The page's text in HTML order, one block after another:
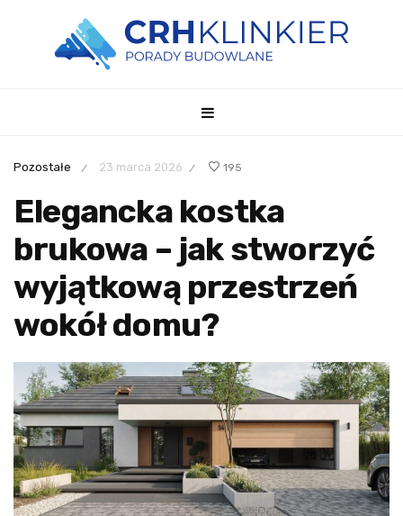
Pozostałe / 23 marca 2026 / 195
Elegancka kostka
brukowa – jak stworzyć
wyjątkową przestrzeń
wokół domu?